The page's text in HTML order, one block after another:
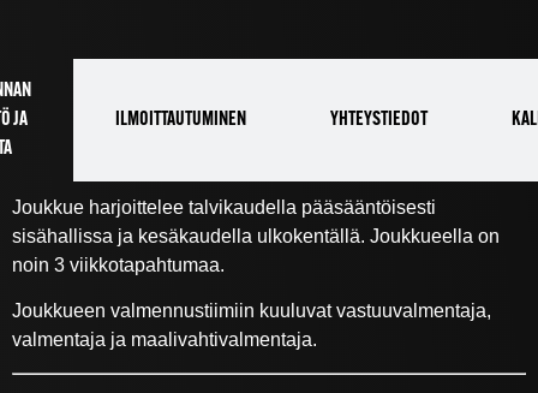
JA
ILMOITTAUTUMINEN YHTEYSTIEDOT
Joukkue harjoittelee talvikaudella pääsääntöisesti
sisähallissa ja kesäkaudella ulkokentällä. Joukkueella on
noin 3 viikkotapahtumaa.
Joukkueen valmennustiimiin kuuluvat vastuuvalmentaja,
valmentaja ja maalivahtivalmentaja.